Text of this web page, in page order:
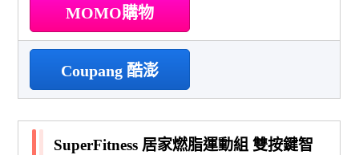
MOMO購物
Coupang 酷澎
SuperFitness 居家燃脂運動組 雙按鍵智